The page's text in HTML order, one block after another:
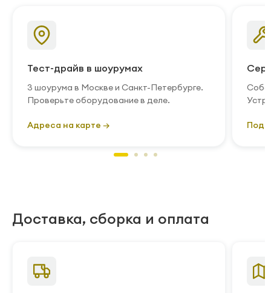
Тест-драйв в шоурумах
3 шоурума в Москве и Санкт-Петербурге.
Проверьте оборудование в деле.
Адреса на карте →
Доставка, сборка и оплата